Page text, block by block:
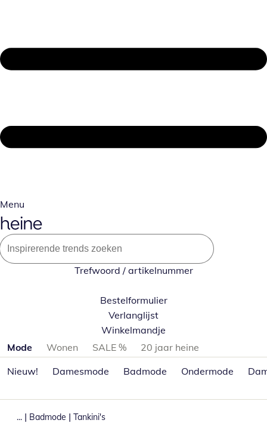
Menu
Trefwoord / artikelnummer
Bestelformulier
Verlanglijst
Winkelmandje
Productcategorieën overslaan
Mode Wonen SALE %
20 jaar heine
Nieuw!
Damesmode Badmode Ondermode
... | Badmode | Tankini's